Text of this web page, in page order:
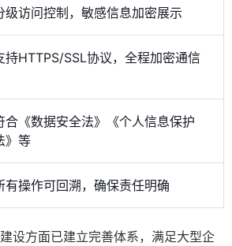
级访问控制，敏感信息加密展示
持HTTPS/SSL协议，全程加密通信
合《数据安全法》《个人信息保护
》等
有操作可回溯，确保责任明确
设方面已建立完善体系，满足大型企